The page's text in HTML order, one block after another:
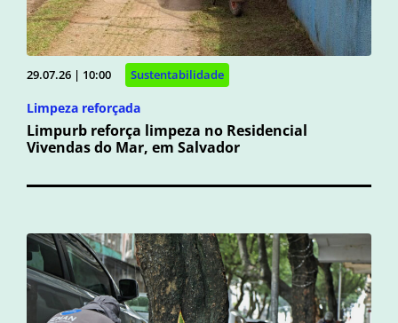
29.07.26 | 10:00 Sustentabilidade
Limpeza reforçada
Limpurb reforça limpeza no Residencial
Vivendas do Mar, em Salvador